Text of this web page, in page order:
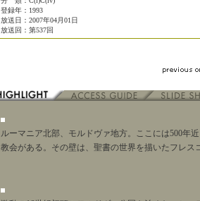
登録年：1993
放送日：2007年04月01日
放送回：第537回
ルーマニア北部、モルドヴァ地方。ここには500年
教会がある。その壁は、聖書の世界を描いたフレス